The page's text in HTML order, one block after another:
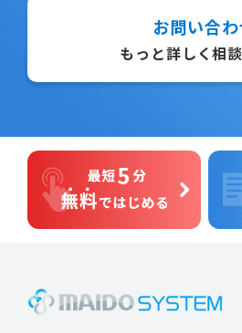
お問い合
もっと詳しく相